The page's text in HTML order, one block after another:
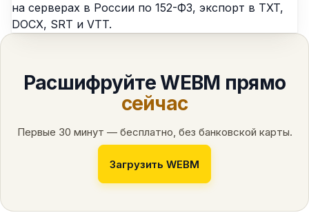
на серверах в России по 152-ФЗ, экспорт в TXT,
DOCX, SRT и VTT.
Расшифруйте WEBM прямо
сейчас
Первые 30 минут — бесплатно, без банковской карты.
Загрузить WEBM